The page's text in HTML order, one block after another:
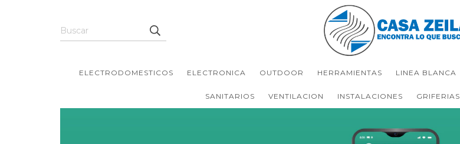
ELECTRODOMESTICOS ELECTRONICA OUTDOOR HERRAMIENTAS LINEA BLANCA
SANITARIOS VENTILACION INSTALACIONES GRIFERIAS